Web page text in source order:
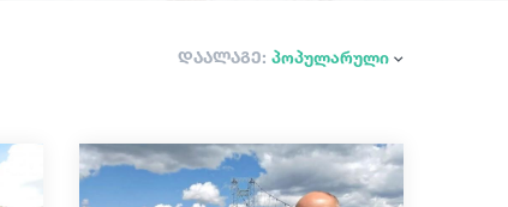
დაალაგე: პოპულარული